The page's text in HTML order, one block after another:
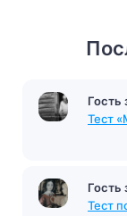
Гость
Тест
Гость
Тест